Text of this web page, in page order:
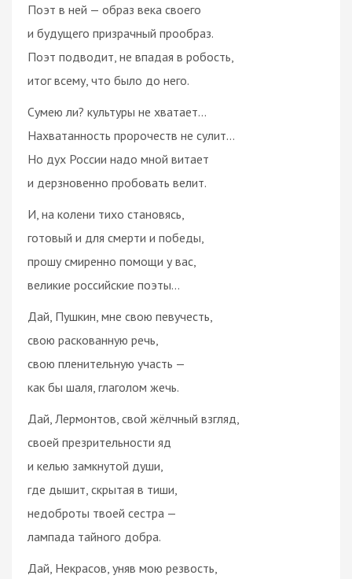
Поэт в ней — образ века своего
и будущего призрачный прообраз.
Поэт подводит, не впадая в робость,
итог всему, что было до него.
Сумею ли? культуры не хватает…
Нахватанность пророчеств не сулит…
Но дух России надо мной витает
и дерзновенно пробовать велит.
И, на колени тихо становясь,
готовый и для смерти и победы,
прошу смиренно помощи у вас,
великие российские поэты…
Дай, Пушкин, мне свою певучесть,
свою раскованную речь,
свою пленительную участь —
как бы шаля, глаголом жечь.
Дай, Лермонтов, свой жёлчный взгляд,
своей презрительности яд
и келью замкнутой души,
где дышит, скрытая в тиши,
недоброты твоей сестра —
лампада тайного добра.
Дай, Некрасов, уняв мою резвость,